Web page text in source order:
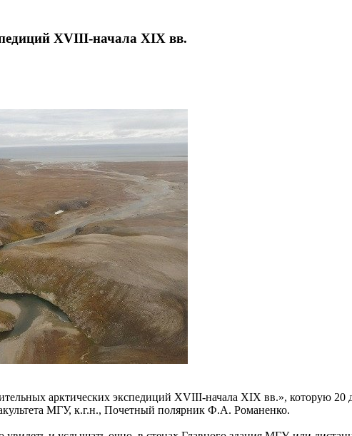
XVIII-начала XIX вв.
арктических экспедиций XVIII-начала XIX вв.», которую 20
МГУ, к.г.н., Почетный полярник Ф.А. Романенко.